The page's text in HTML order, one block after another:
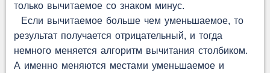
только вычитаемое со знаком минус.
Если вычитаемое больше чем уменьшаемое, то
результат получается отрицательный, и тогда
немного меняется алгоритм вычитания столбиком.
А именно меняются местами уменьшаемое и